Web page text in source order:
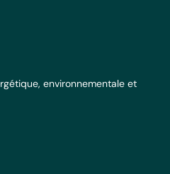
environnementale et